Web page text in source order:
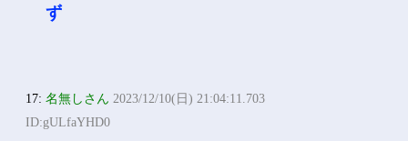
ず
17:名無しさん 2023/12/10(日) 21:04:11.703
ID:gULfaYHD0